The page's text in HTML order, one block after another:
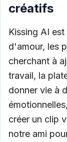
créatifs
Kissing AI
d'amour, les
cherchant à
travail, la
donner vie à
créer un clip
notre ami